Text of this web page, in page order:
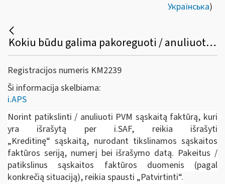
Українська)
Kokiu būdu galima pakoreguoti / anuliuoti jau išrašytą PVM sąskaitą faktūrą /sąskaitą faktūrą ir kitus pajamų ir išlaidų dokumentus?
Registracijos numeris KM2239
Ši informacija skelbiama:
i.APS
Norint patikslinti / anuliuoti PVM sąskaitą faktūrą, kuri
yra išrašytą per i.SAF, reikia išrašyti
„Kreditinę“ sąskaitą, nurodant tikslinamos sąskaitos
faktūros seriją, numerį bei išrašymo datą. Pakeitus /
patikslinus sąskaitos faktūros duomenis (pagal
konkrečią situaciją), reikia spausti „Patvirtinti“.